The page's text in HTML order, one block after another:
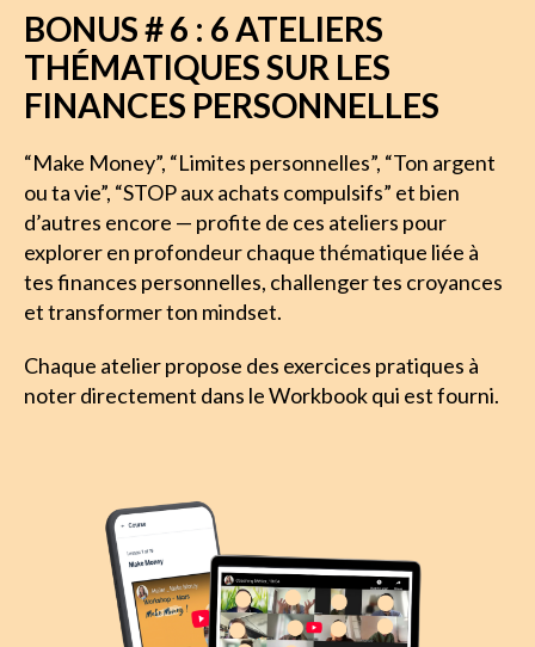
BONUS # 6 : 6 ATELIERS
THÉMATIQUES SUR LES
FINANCES PERSONNELLES
“Make Money”, “Limites personnelles”, “Ton argent
ou ta vie”, “STOP aux achats compulsifs” et bien
d’autres encore — profite de ces ateliers pour
explorer en profondeur chaque thématique liée à
tes finances personnelles, challenger tes croyances
et transformer ton mindset.
Chaque atelier propose des exercices pratiques à
noter directement dans le Workbook qui est fourni.